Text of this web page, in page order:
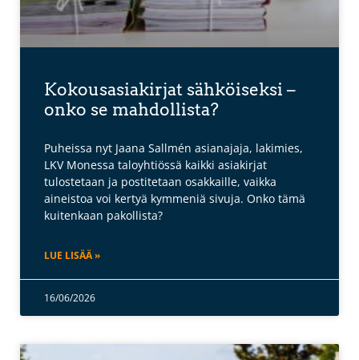
Kokousasiakirjat sähköiseksi –
onko se mahdollista?
Puheissa nyt Jaana Sallmén asianajaja, lakimies,
LKV Monessa taloyhtiössä kaikki asiakirjat
tulostetaan ja postitetaan osakkaille, vaikka
aineistoa voi kertyä kymmeniä sivuja. Onko tämä
kuitenkaan pakollista?
LUE LISÄÄ »
16/06/2026